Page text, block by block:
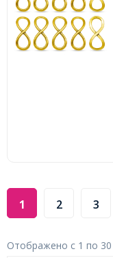
1 2 3
Отображено с 1 по 30